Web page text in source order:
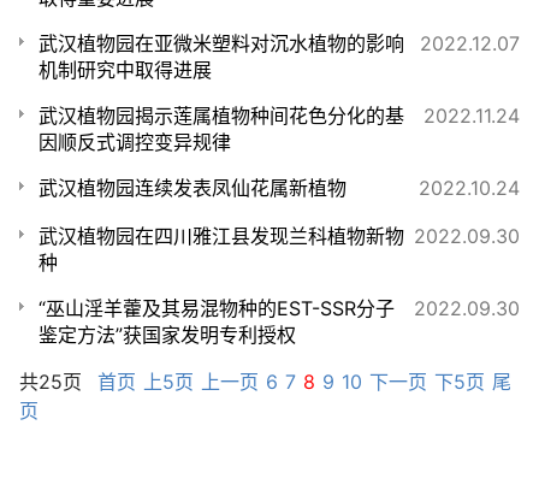
2022.12.07
武汉植物园在亚微米塑料对沉水植物的影响
机制研究中取得进展
2022.11.24
武汉植物园揭示莲属植物种间花色分化的基
因顺反式调控变异规律
2022.10.24
武汉植物园连续发表凤仙花属新植物
2022.09.30
武汉植物园在四川雅江县发现兰科植物新物
种
2022.09.30
“巫山淫羊藿及其易混物种的EST-SSR分子
鉴定方法”获国家发明专利授权
共25页
首页 上5页 上一页 6 7 8 9 10 下一页 下5页 尾
页